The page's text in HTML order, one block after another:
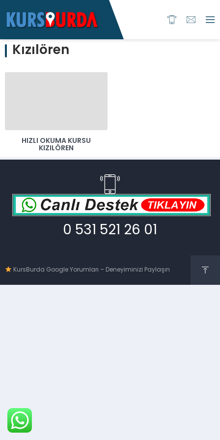
Kızılören
HIZLI OKUMA KURSU
KIZILÖREN
0 531 521 26 01
KursBurda Google Yorumları – Deneyiminizi Paylaşın